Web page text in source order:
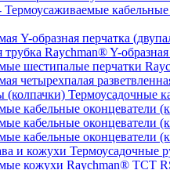
Термоусадочные
Термоусадочные